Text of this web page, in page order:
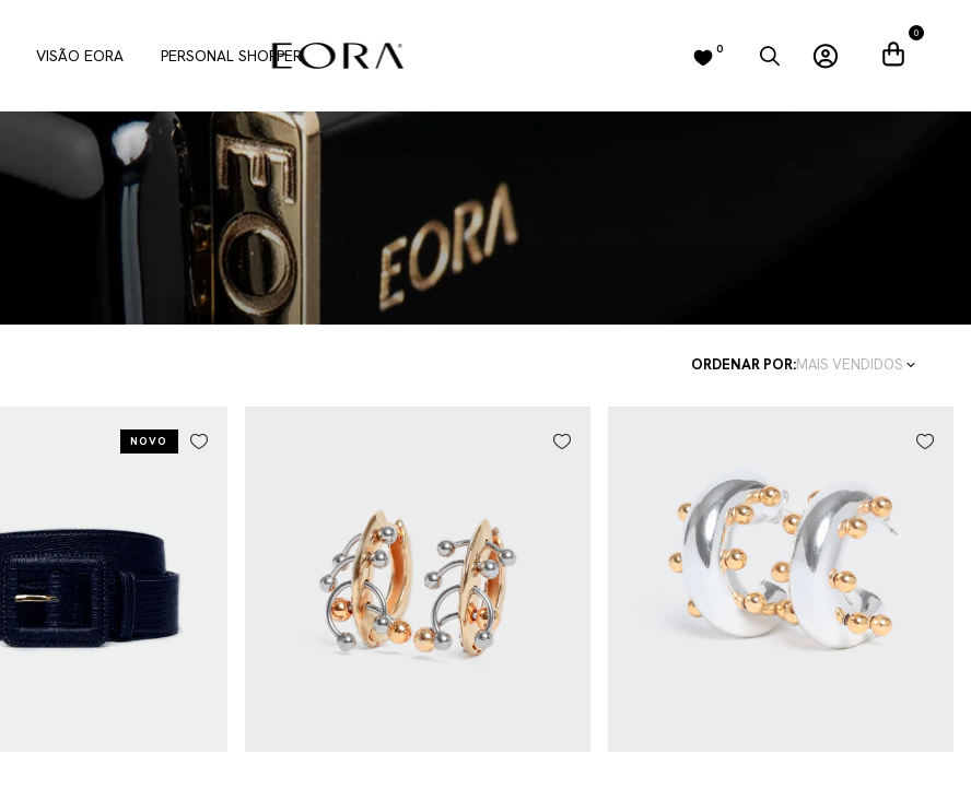
VISÃO EORA PERSONAL SHOPPER 0
0
ORDENAR POR:MAIS VENDIDOS
NOVO